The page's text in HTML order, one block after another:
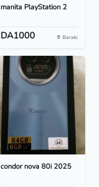
manita PlayStation 2
DA1000 Baraki
condor nova 80i 2025